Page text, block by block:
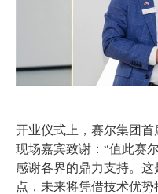
开业仪式上，赛尔集团首
现场嘉宾致谢：“值此赛
感谢各界的鼎力支持。
点，未来将凭借技术优